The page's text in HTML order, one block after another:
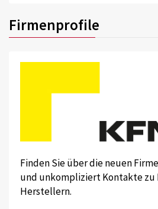
Firmenprofile
Finden Sie über die neuen
und unkompliziert Kontakte zu
Herstellern.